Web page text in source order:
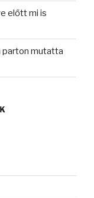
előtt mi is
parton mutatta